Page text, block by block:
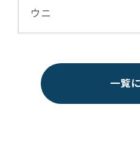
ウニ
一覧